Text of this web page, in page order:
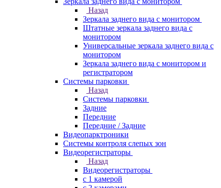
Назад
Зеркала заднего вида с монитором
Штатные зеркала заднего вида с
монитором
Универсальные зеркала заднего вида с
монитором
Зеркала заднего вида с монитором и
регистратором
Системы парковки
Назад
Системы парковки
Задние
Передние
Передние / Задние
Видеопарктроники
Системы контроля слепых зон
Видеорегистраторы
Назад
Видеорегистраторы
с 1 камерой